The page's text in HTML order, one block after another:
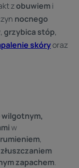
zobuwiemi
nocnego
,grzybica stóp,
skóryoraz
wilgotnym,
w
rumieniem,
zapachem.